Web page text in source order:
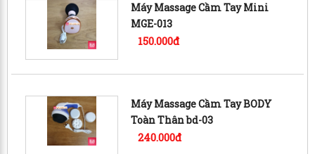
Máy Massage Cầm Tay Mini
MGE-013
150.000đ
Máy Massage Cầm Tay BODY
Toàn Thân bd-03
240.000đ